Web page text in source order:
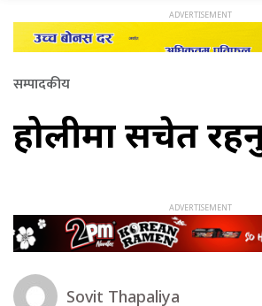
सम्पादकीय
होलीमा सचेत
Sovit Thapaliya